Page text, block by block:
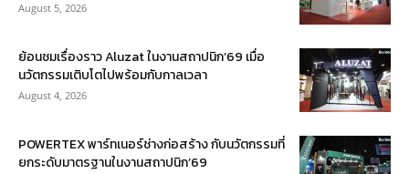
August 5, 2026
ย้อนชมเรื่องราว Aluzat ในงานสถาปนิก’69 เมื่อ
นวัตกรรมเติบโตไปพร้อมกับกาลเวลา
August 4, 2026
POWERTEX พาร์ทเนอร์ช่างก่อสร้าง กับนวัตกรรมที่
ยกระดับมาตรฐานในงานสถาปนิก’69